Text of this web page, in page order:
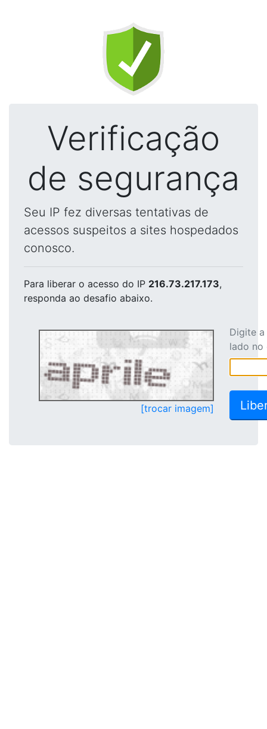
Verificação
de segurança
Seu IP fez diversas tentativas de
acessos suspeitos a sites hospedados
conosco.
Para liberar o acesso do IP 216.73.217.173,
responda ao desafio abaixo.
[trocar imagem]
Digite
lado no